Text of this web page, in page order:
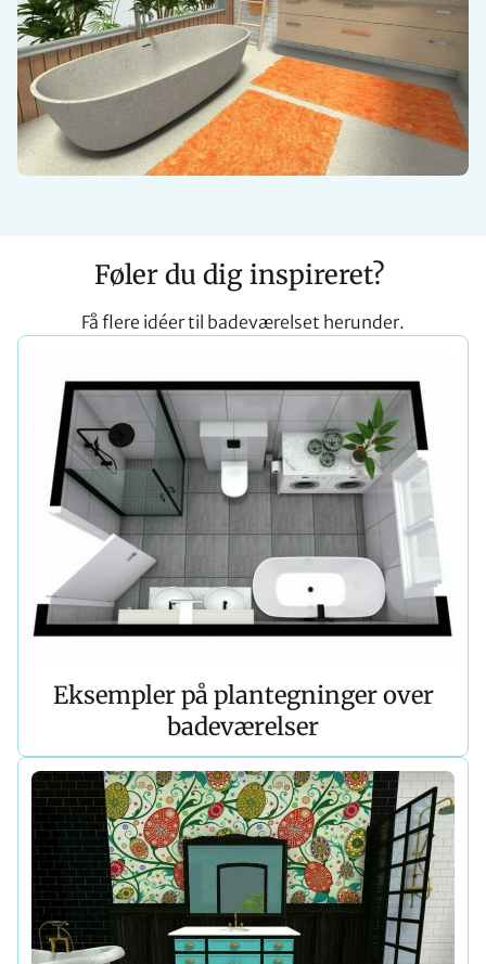
Føler du dig inspireret?
Få flere idéer til badeværelset herunder.
Eksempler på plantegninger over
badeværelser